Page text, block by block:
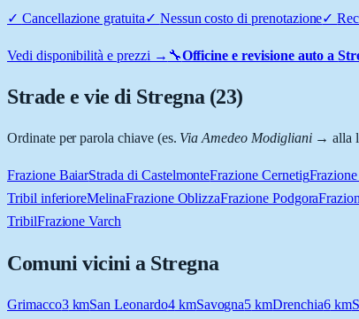
✓ Cancellazione gratuita✓ Nessun costo di prenotazione✓
Vedi disponibilità e prezzi → 🔧Officine e revisione auto a
Strade e vie di Stregna (23)
Ordinate per parola chiave (es. Via Amedeo Modigliani→ alla
Frazione BaiarStrada di CastelmonteFrazione Cernetig
Tribil inferioreMelinaFrazione OblizzaFrazione Podgora
TribilFrazione Varch
Comuni vicini a Stregna
Grimacco3kmSan Leonardo4kmSavogna5 kmDrenchia6km